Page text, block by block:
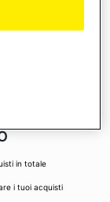
in totale
i tuoi acquisti